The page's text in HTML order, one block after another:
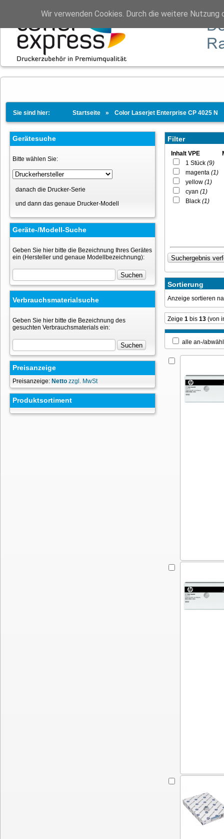
Sie sind hier: Startseite Color Laserjet Enterprise CP 4025 N
Gerätesuche
Bitte wählen Sie:
danach die Drucker-Serie
und dann das genaue Drucker-Modell
Geräte-/Modell-Suche
Geben Sie hier bitte die Bezeichnung Ihres Gerätes
ein (Hersteller und genaue Modellbezeichnung):
Verbrauchsmaterialsuche
Geben Sie hier bitte die Bezeichnung des
gesuchten Verbrauchsmaterials ein:
Preisanzeige
Preisanzeige: Netto zzgl. MwSt
Produktsortiment
Filter
Inhalt VPE
1 Stück (9)
magenta (1)
yellow (1)
cyan (1)
Black (1)
Sortierung
Anzeige sortieren
Zeige 1 bis 13 (von
alle an-/
Wir verwenden Cookies. Durch die weitere